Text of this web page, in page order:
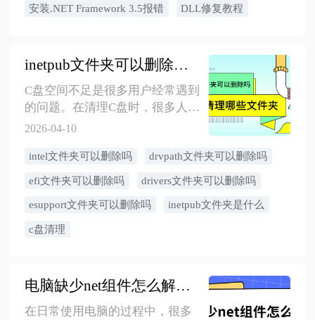
安装.NET Framework 3.5报错 DLL修复教程
inetpub文件夹可以删除吗？C盘常见文件夹哪些可以删除，这5个需注意
C盘空间不足是很多用户经常遇到
的问题。在清理C盘时，很多人会
发现一些不知名的文件夹，如
drvpath、esupport、esd 等，不知
道这些文件夹是否可以删除。误
法正常运行，甚至无法启动。 本
文将详细介绍这些常见文件夹的
前，请务必仔细阅读本文，避免
造成不可逆的损害。
2026-04-10
​intel文件夹可以删除吗 drvpath文件夹可以删除吗
efi文件夹可以删除吗 drivers文件夹可以删除吗
esupport文件夹可以删除吗 inetpub文件夹是什么
c盘清理
电脑缺少net组件怎么解决？.net运行库修复
在日常使用电脑的过程中，很多